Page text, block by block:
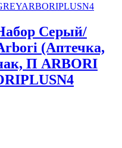
Серый/
(Аптечка,
П ARBORI